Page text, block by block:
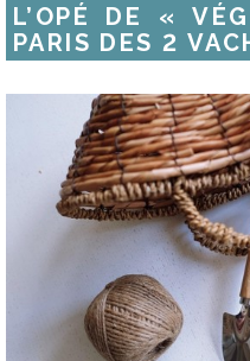
L’OPÉ DE «
PARIS DES 2